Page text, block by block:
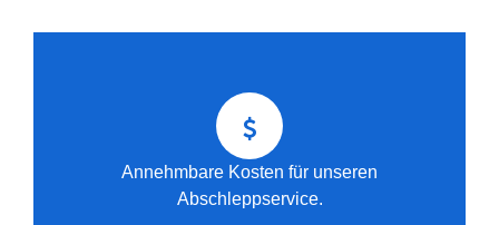
Annehmbare Kosten für unseren
Abschleppservice.